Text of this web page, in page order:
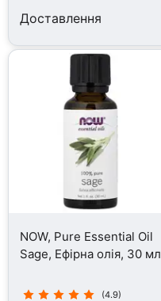
Доставлення
NOW, Pure Essential Oil
Sage, Ефірна олія, 30 мл
(4.9)